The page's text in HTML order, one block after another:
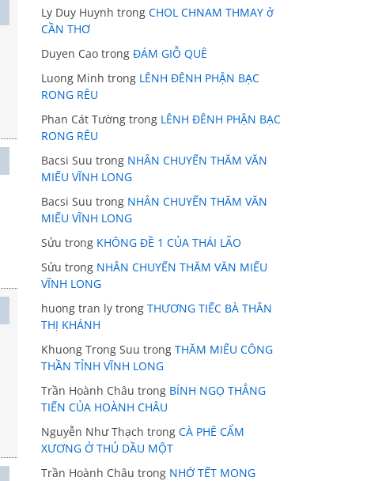
Ly Duy Huynh trong CHOL CHNAM THMAY ở
CẦN THƠ
Duyen Cao trong ĐÁM GIỖ QUÊ
Luong Minh trong LÊNH ĐÊNH PHẬN BẠC
RONG RÊU
Phan Cát Tường trong LÊNH ĐÊNH PHẬN BẠC
RONG RÊU
Bacsi Suu trong NHÂN CHUYẾN THĂM VĂN
MIẾU VĨNH LONG
Bacsi Suu trong NHÂN CHUYẾN THĂM VĂN
MIẾU VĨNH LONG
Sửu trong KHÔNG ĐỀ 1 CỦA THÁI LÃO
Sửu trong NHÂN CHUYẾN THĂM VĂN MIẾU
VĨNH LONG
huong tran ly trong THƯƠNG TIẾC BÀ THÂN
THỊ KHÁNH
Khuong Trong Suu trong THĂM MIẾU CÔNG
THẦN TỈNH VĨNH LONG
Trần Hoành Châu trong BÍNH NGỌ THẲNG
TIẾN CỦA HOÀNH CHÂU
Nguyễn Như Thạch trong CÀ PHÊ CẨM
XƯƠNG Ở THỦ DẦU MỘT
Trần Hoành Châu trong NHỚ TẾT MONG